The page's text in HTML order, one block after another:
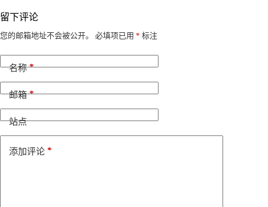
留下评论
您的邮箱地址不会被公开。 必填项已用 * 标注
名称*
邮箱*
站点
添加评论 *
A
t
e
t
i